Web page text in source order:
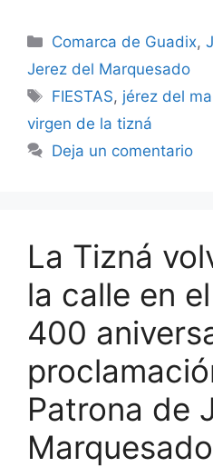
Categorías
Comarca de Guadix,
Jerez del Marquesado
Etiquetas
FIESTAS, jérez del
virgen de la tizná
Deja un comentario
La Tizná
la calle en
400
Patrona de
Marquesado